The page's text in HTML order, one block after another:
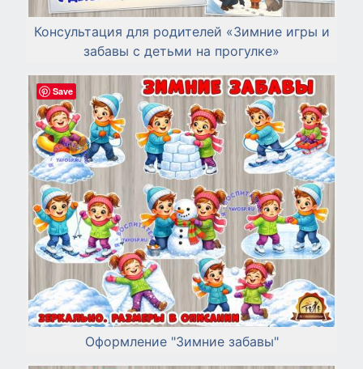
Консультация для родителей «Зимние игры и
забавы с детьми на прогулке»
Оформление "Зимние забавы"
Save